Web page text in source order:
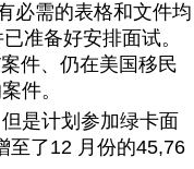
必需的表格和文件均
准备好安排面试。
件、仍在美国移民
件。
是计划参加绿卡面
至了12 月份的45,76